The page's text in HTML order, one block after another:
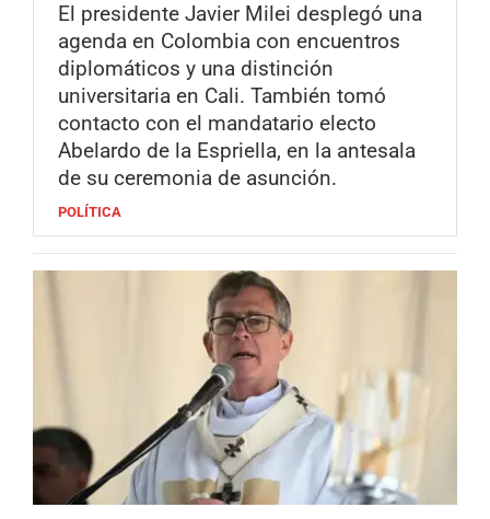
El presidente Javier Milei desplegó una
agenda en Colombia con encuentros
diplomáticos y una distinción
universitaria en Cali. También tomó
contacto con el mandatario electo
Abelardo de la Espriella, en la antesala
de su ceremonia de asunción.
POLÍTICA